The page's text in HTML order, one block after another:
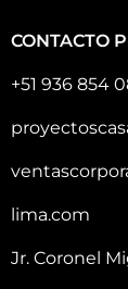
CONTACTO
+51 936 854
lima.com
Jr. Coronel